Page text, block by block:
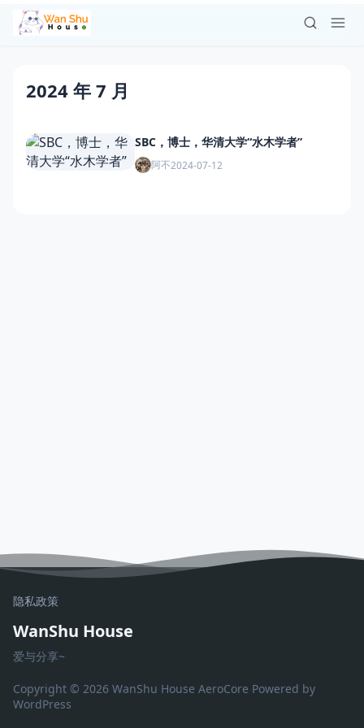
2024 年 7 月
SBC，博士，华清大学“水木学者”
阿不2024-07-12
隐私政策
WanShu House
爱与分享~
Copyright © 2026 WanShu House AeroCore Powered by
WordPress